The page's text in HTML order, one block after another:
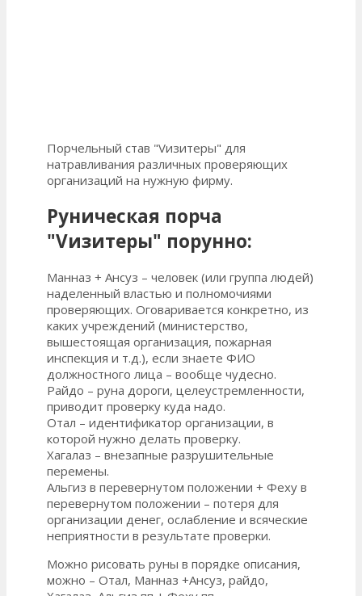
Порчельный став "Vизитеры" для
натравливания различных проверяющих
организаций на нужную фирму.
Руническая порча
"Vизитеры" порунно:
Манназ + Ансуз – человек (или группа людей)
наделенный властью и полномочиями
проверяющих. Оговаривается конкретно, из
каких учреждений (министерство,
вышестоящая организация, пожарная
инспекция и т.д.), если знаете ФИО
должностного лица – вообще чудесно.
Райдо – руна дороги, целеустремленности,
приводит проверку куда надо.
Отал – идентификатор организации, в
которой нужно делать проверку.
Хагалаз – внезапные разрушительные
перемены.
Альгиз в перевернутом положении + Феху в
перевернутом положении – потеря для
организации денег, ослабление и всяческие
неприятности в результате проверки.
Можно рисовать руны в порядке описания,
можно – Отал, Манназ +Ансуз, райдо,